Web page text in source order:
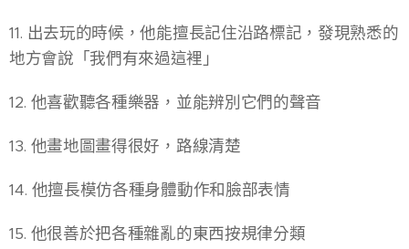
11. 出去玩的時候，他能擅長記住沿路標記，發現熟悉的
地方會說「我們有來過這裡」
12. 他喜歡聽各種樂器，並能辨別它們的聲音
13. 他畫地圖畫得很好，路線清楚
14. 他擅長模仿各種身體動作和臉部表情
15. 他很善於把各種雜亂的東西按規律分類